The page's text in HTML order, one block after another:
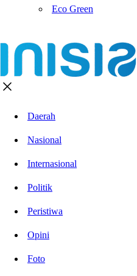
Eco Green
Daerah
Nasional
Internasional
Politik
Peristiwa
Opini
Foto